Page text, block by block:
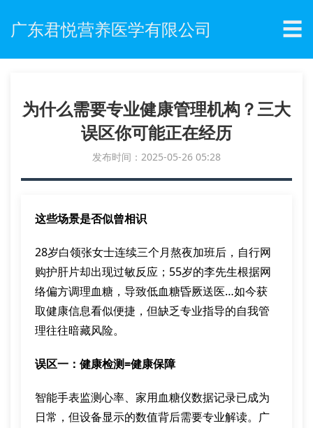
广东君悦营养医学有限公司 ☰
为什么需要专业健康管理机构？三大
误区你可能正在经历
发布时间：2025-05-26 05:28
这些场景是否似曾相识
28岁白领张女士连续三个月熬夜加班后，自行网
购护肝片却出现过敏反应；55岁的李先生根据网
络偏方调理血糖，导致低血糖昏厥送医…如今获
取健康信息看似便捷，但缺乏专业指导的自我管
理往往暗藏风险。
误区一：健康检测=健康保障
智能手表监测心率、家用血糖仪数据记录已成为
日常，但设备显示的数值背后需要专业解读。广